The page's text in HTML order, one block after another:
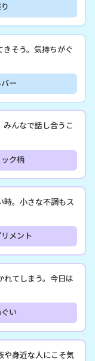
そう。気持ちがぐ
ー
んなで話し合うこ
ク柄
時。小さな不調もス
メント
れてしまう。今日は
い
や身近な人にこそ気